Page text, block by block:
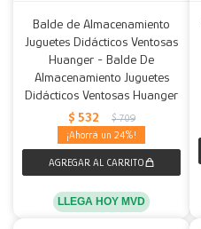
Balde de Almacenamiento
Juguetes Didácticos Ventosas
Huanger - Balde De
Almacenamiento Juguetes
Didácticos Ventosas Huanger
$ 532 $ 709
24
LLEGA HOY MVD